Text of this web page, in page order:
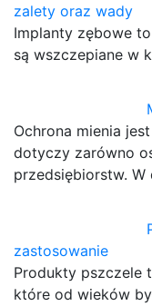
zalety oraz wady
Implanty zębowe
są wszczepiane w
Ochrona mienia
dotyczy zarówno
przedsiębiorstw.
zastosowanie
Produkty pszczele
które od wieków